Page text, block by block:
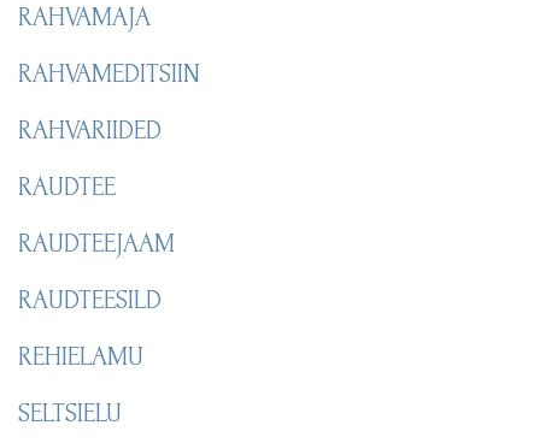
RAHVAMAJA
RAHVAMEDITSIIN
RAHVARIIDED
RAUDTEE
RAUDTEEJAAM
RAUDTEESILD
REHIELAMU
SELTSIELU